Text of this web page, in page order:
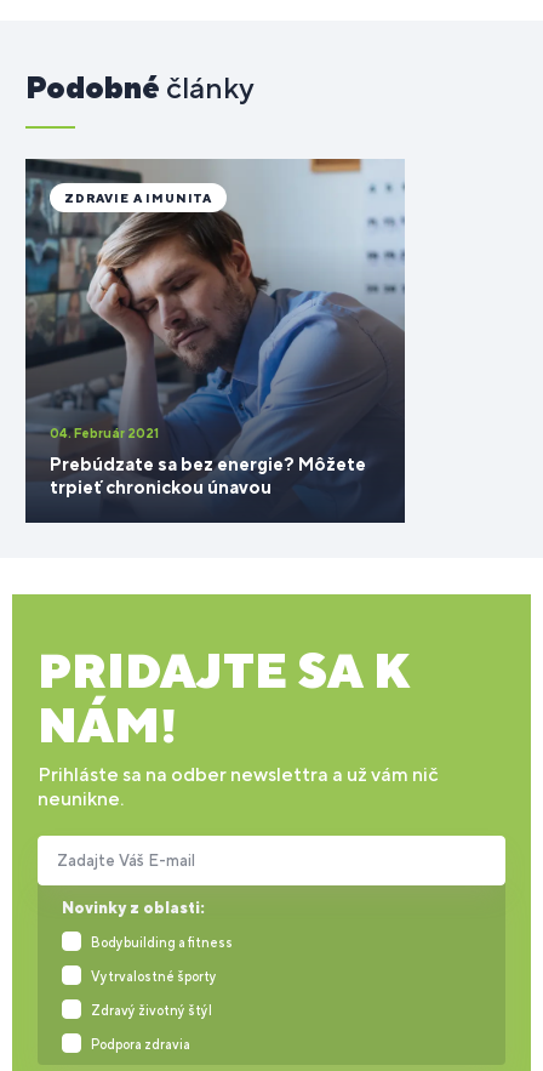
Podobné články
04. Február 2021
Prebúdzate sa bez energie? Môžete
trpieť chronickou únavou
ZDRAVIE A IMUNITA
PRIDAJTE SA K
NÁM!
Prihláste sa na odber newslettra a už vám nič
neunikne.
Novinky z oblasti:
Bodybuilding a fitness
Vytrvalostné športy
Zdravý životný štýl
Podpora zdravia
Zadajte Váš E-mail